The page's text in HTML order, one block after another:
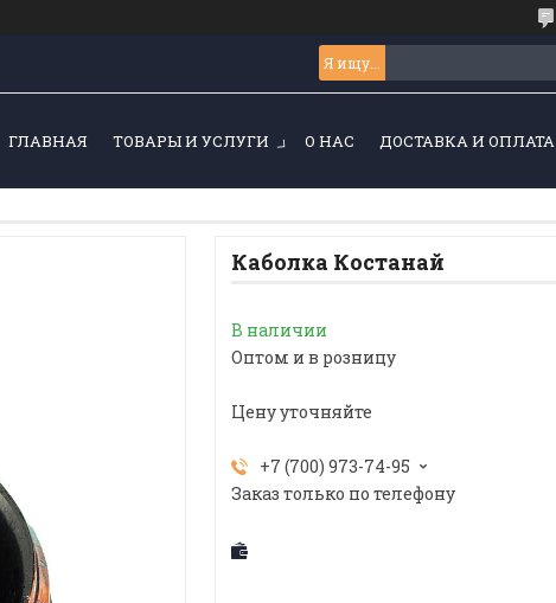
ГЛАВНАЯ ТОВАРЫ И УСЛУГИ О НАС ДОСТАВКА И ОПЛАТА
Каболка Костанай
В наличии
Оптом и в розницу
Цену уточняйте
+7 (700) 973-74-95
Заказ только по телефону